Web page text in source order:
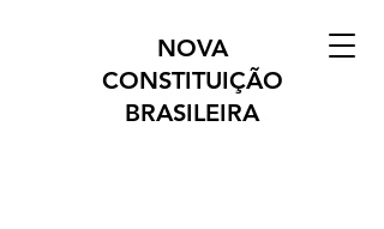
NOVA
CONSTITUIÇÃO
BRASILEIRA